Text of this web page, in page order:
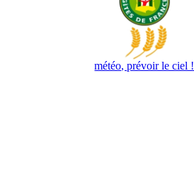
météo, prévoir le ciel !